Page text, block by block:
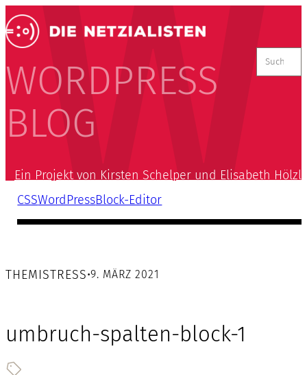
WORDPRESS
BLOG
nach:
Ein Projekt von Kirsten Schelper und Elisabeth Hölzl
CSSWordPressBlock-Editor
THEMISTRESS•9. MÄRZ 2021
umbruch-spalten-block-1